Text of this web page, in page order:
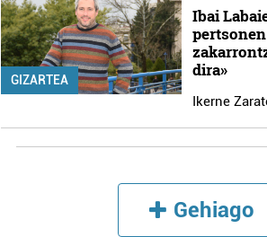
GIZARTEA
Ibai
dira»
Ikerne
Gehiago